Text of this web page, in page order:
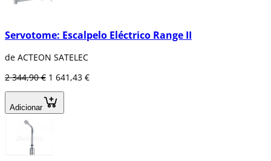
Servotome: Escalpelo Eléctrico Range II
de ACTEON SATELEC
2 344,90 € 1 641,43 €
Adicionar